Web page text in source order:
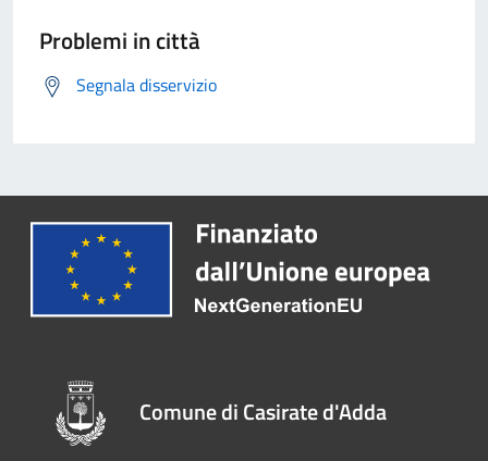
Problemi in città
Segnala disservizio
Comune di Casirate d'Adda